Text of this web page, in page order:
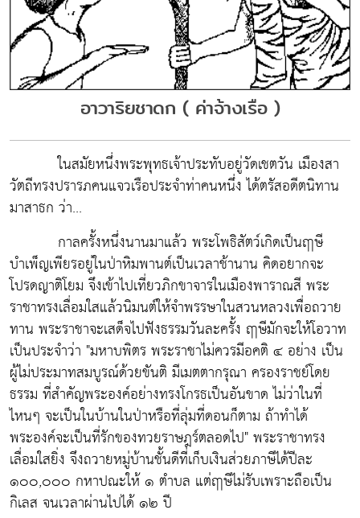
อาวาริยชาดก ( ค่าจ้างเรือ )
ในสมัยหนึ่งพระพุทธเจ้าประทับอยู่วัดเชตวัน เมืองสา
วัตถีทรงปรารภคนแจวเรือประจำท่าคนหนึ่ง ได้ตรัสอดีตนิทาน
มาสาธก ว่า...
กาลครั้งหนึ่งนานมาแล้ว พระโพธิสัตว์เกิดเป็นฤๅษี
บำเพ็ญเพียรอยู่ในป่าหิมพานต์เป็นเวลาช้านาน คิดอยากจะ
โปรดญาติโยม จึงเข้าไปเที่ยวภิกขาจารในเมืองพาราณสี พระ
ราชาทรงเลื่อมใสแล้วนิมนต์ให้จำพรรษาในสวนหลวงเพื่อถวาย
ทาน พระราชาจะเสด็จไปฟังธรรมวันละครั้ง ฤๅษีมักจะให้โอวาท
เป็นประจำว่า "มหาบพิตร พระราชาไม่ควรมีอคติ ๔ อย่าง เป็น
ผู้ไม่ประมาทสมบูรณ์ด้วยขันติ มีเมตตากรุณา ครองราชย์โดย
ธรรม ที่สำคัญพระองค์อย่างทรงโกรธเป็นอันขาด ไม่ว่าในที่
ไหนๆ จะเป็นในบ้านในป่าหรือที่ลุ่มที่ดอนก็ตาม ถ้าทำได้
พระองค์จะเป็นที่รักของทวยราษฎร์ตลอดไป" พระราชาทรง
เลื่อมใสยิ่ง จึงถวายหมู่บ้านชั้นดีที่เก็บเงินส่วยภาษีได้ปีละ
๑๐๐,๐๐๐ กหาปณะให้ ๑ ตำบล แต่ฤๅษีไม่รับเพราะถือเป็น
กิเลส จนเวลาผ่านไปได้ ๑๒ ปี